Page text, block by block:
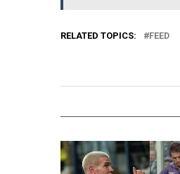
RELATED TOPICS: FEED